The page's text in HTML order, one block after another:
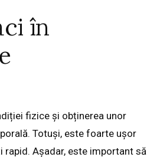
în
fizice și obținerea unor
Totuși, este foarte ușor
Așadar, este important să